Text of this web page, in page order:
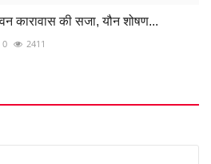
कारावास की सजा, यौन शोषण...
0 2411